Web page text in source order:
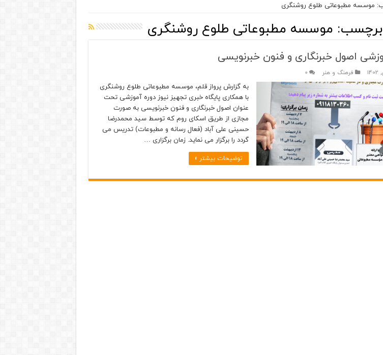
موسسه مطبوعاتی طلوع روشنگری
برچسب: موسسه مطبوعاتی طلوع روشنگری
اصول خبرنگاری و فنون خبرنویسی
فرهنگ و هنر 0
به گزارش پرواز قلم، موسسه مطبوعاتی طلوع روشنگری
با همکاری پایگاه خبری تجهیز نیوز دوره آموزشی تحت
عنوان اصول خبرنگاری و فنون خبرنویسی به صورت
مجازی از طریق اسکای روم که توسط سید محمدرضا
حسینی علی آباد (فعال رسانه و مطبوعات) تدریس می
گردد را برگزار می نماید. زمان برگزاری …
توضیحات بیشتر »